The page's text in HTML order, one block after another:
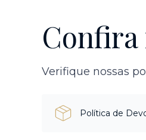
Confira
Verifique nossas
Política de